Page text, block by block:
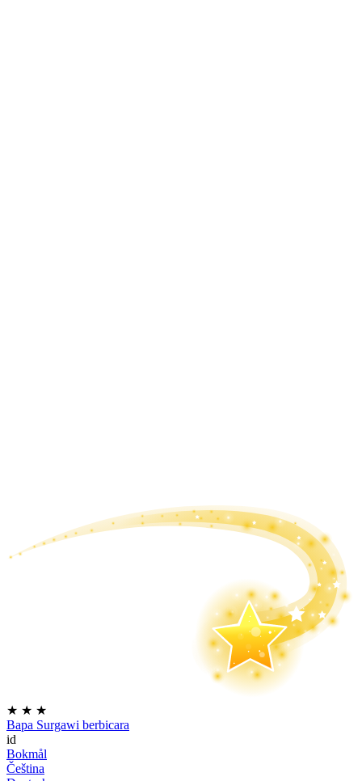
★ ★ ★
Bapa Surgawi berbicara
id
Bokmål
Čeština